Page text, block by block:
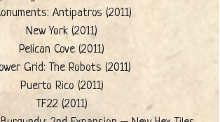
Antipatros (2011)
New York (2011)
Pelican Cove (2011)
Grid: The Robots (2011)
Puerto Rico (2011)
TF22 (2011)